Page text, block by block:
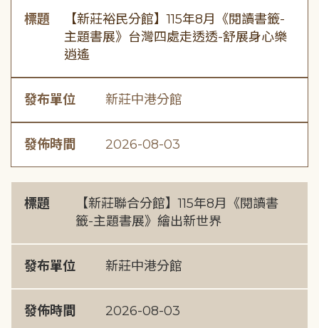
標題
【新莊裕民分館】115年8月《閱讀書籤-
主題書展》台灣四處走透透-舒展身心樂
逍遙
發布單位 新莊中港分館
發佈時間 2026-08-03
標題
【新莊聯合分館】115年8月《閱讀書
籤-主題書展》繪出新世界
發布單位 新莊中港分館
發佈時間 2026-08-03